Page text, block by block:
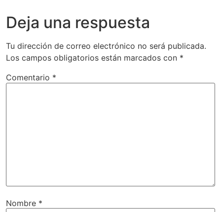
Deja una respuesta
Tu dirección de correo electrónico no será publicada.
Los campos obligatorios están marcados con *
Comentario *
Nombre *